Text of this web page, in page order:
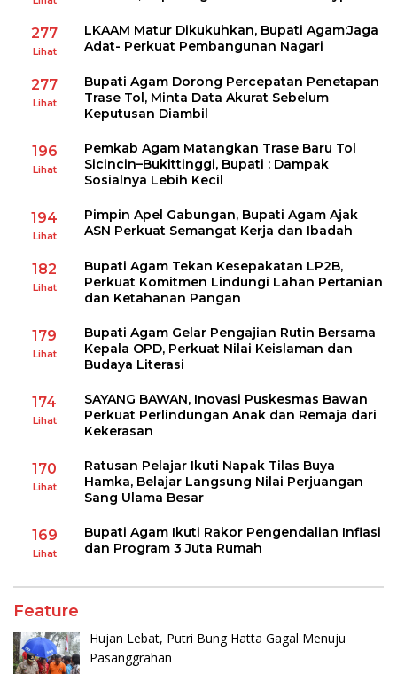
277
Lihat
LKAAM Matur Dikukuhkan, Bupati Agam:Jaga
Adat- Perkuat Pembangunan Nagari
277
Lihat
Bupati Agam Dorong Percepatan Penetapan
Trase Tol, Minta Data Akurat Sebelum
Keputusan Diambil
196
Lihat
Pemkab Agam Matangkan Trase Baru Tol
Sicincin–Bukittinggi, Bupati : Dampak
Sosialnya Lebih Kecil
194
Lihat
Pimpin Apel Gabungan, Bupati Agam Ajak
ASN Perkuat Semangat Kerja dan Ibadah
182
Lihat
Bupati Agam Tekan Kesepakatan LP2B,
Perkuat Komitmen Lindungi Lahan Pertanian
dan Ketahanan Pangan
179
Lihat
Bupati Agam Gelar Pengajian Rutin Bersama
Kepala OPD, Perkuat Nilai Keislaman dan
Budaya Literasi
174
Lihat
SAYANG BAWAN, Inovasi Puskesmas Bawan
Perkuat Perlindungan Anak dan Remaja dari
Kekerasan
170
Lihat
Ratusan Pelajar Ikuti Napak Tilas Buya
Hamka, Belajar Langsung Nilai Perjuangan
Sang Ulama Besar
169
Lihat
Bupati Agam Ikuti Rakor Pengendalian Inflasi
dan Program 3 Juta Rumah
Feature
Hujan Lebat, Putri Bung Hatta Gagal Menuju
Pasanggrahan